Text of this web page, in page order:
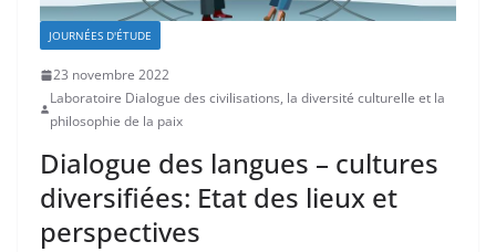
JOURNÉES D'ÉTUDE
23 novembre 2022
Laboratoire Dialogue des civilisations, la diversité culturelle et la
philosophie de la paix
Dialogue des langues – cultures
diversifiées: Etat des lieux et
perspectives